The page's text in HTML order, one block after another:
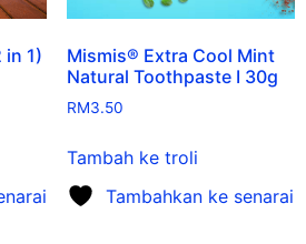
in 1)
Mismis® Extra Cool Mint
Natural Toothpaste I 30g
RM3.50
Tambah ke troli
Tambahkan ke senarai